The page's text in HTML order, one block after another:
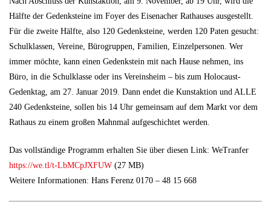
Hälfte der Gedenksteine im Foyer des Eisenacher Rathauses ausgestellt.
Für die zweite Hälfte, also 120 Gedenksteine, werden 120 Paten gesucht:
Schulklassen, Vereine, Bürogruppen, Familien, Einzelpersonen. Wer
immer möchte, kann einen Gedenkstein mit nach Hause nehmen, ins
Büro, in die Schulklasse oder ins Vereinsheim – bis zum Holocaust-
Gedenktag, am 27. Januar 2019. Dann endet die Kunstaktion und ALLE
240 Gedenksteine, sollen bis 14 Uhr gemeinsam auf dem Markt vor dem
Rathaus zu einem großen Mahnmal aufgeschichtet werden.
Das vollständige Programm erhalten Sie über diesen Link: WeTranfer
https://we.tl/t-LbMCpJXFUW (27 MB)
Weitere Informationen: Hans Ferenz 0170 – 48 15 668